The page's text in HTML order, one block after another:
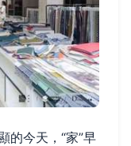
的今天，“家”早